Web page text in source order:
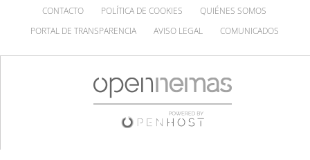
CONTACTO POLÍTICA DE COOKIES
QUIÉNES SOMOS
PORTAL DE TRANSPARENCIA
AVISO LEGAL COMUNICADOS